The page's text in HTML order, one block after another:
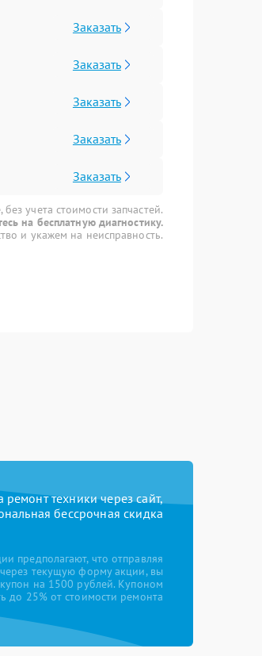
Заказать
Заказать
Заказать
Заказать
Заказать
учета стоимости запчастей.
на бесплатную диагностику.
и укажем на неисправность.
техники через сайт,
бессрочная скидка
предполагают, что отправляя
через текущую форму акции, вы
купон на 1500 рублей. Купоном
до 25% от стоимости ремонта